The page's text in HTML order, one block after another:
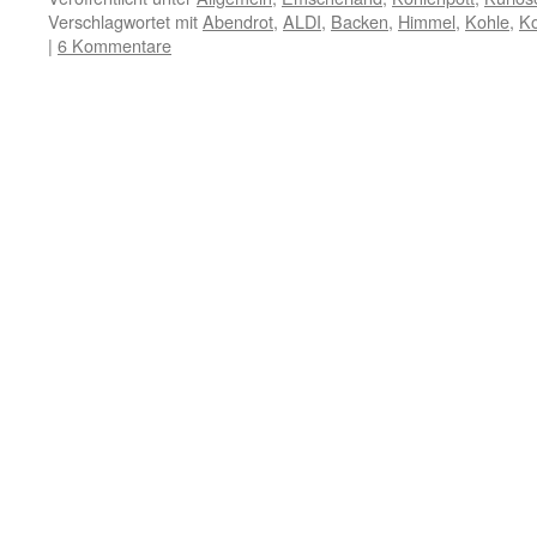
Verschlagwortet mitAbendrot, ALDI, Backen, Himmel, Kohle,
| 6 Kommentare